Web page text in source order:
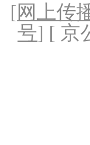
[网上传
号] [ 京